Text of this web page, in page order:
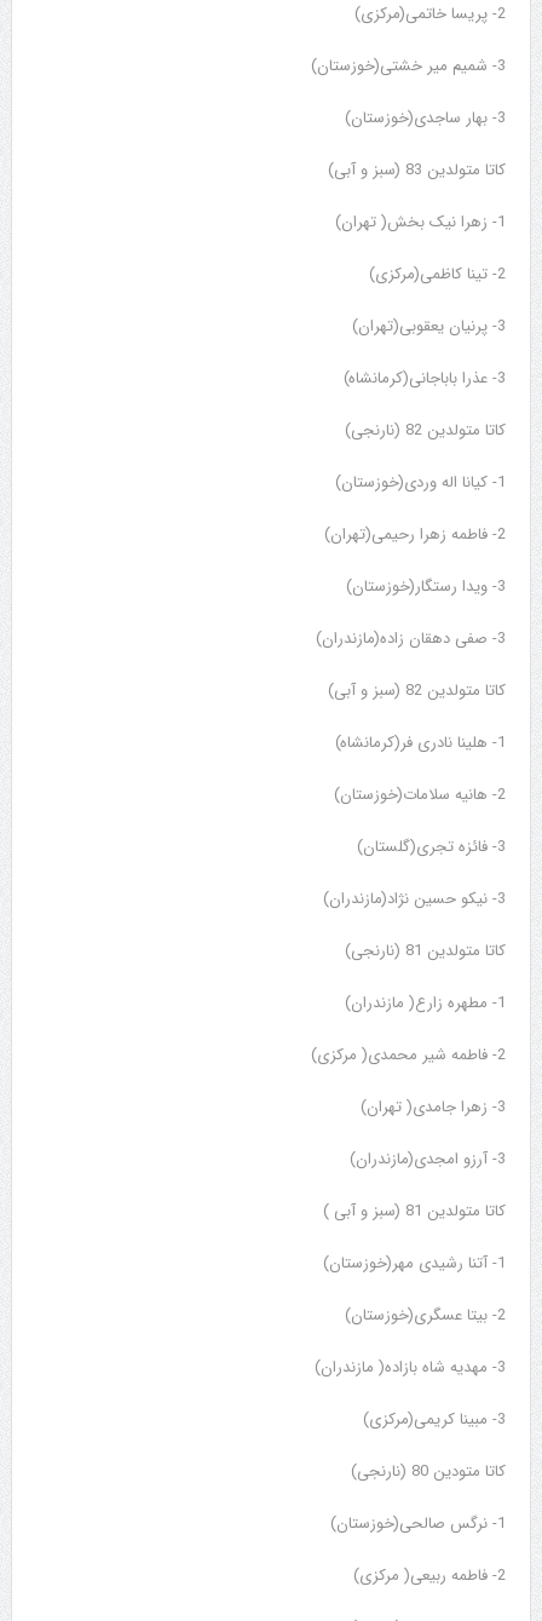
2- پریسا خاتمی(مرکزی)
3- شمیم میر خشتی(خوزستان)
3- بهار ساجدی(خوزستان)
کاتا متولدین 83 (سبز و آبی)
1- زهرا نیک بخش( تهران)
2- تینا کاظمی(مرکزی)
3- پرنیان یعقوبی(تهران)
3- عذرا باباجانی(کرمانشاه)
کاتا متولدین 82 (نارنجی)
1- کیانا اله وردی(خوزستان)
2- فاطمه زهرا رحیمی(تهران)
3- ویدا رستگار(خوزستان)
3- صفی دهقان زاده(مازندران)
کاتا متولدین 82 (سبز و آبی)
1- هلینا نادری فر(کرمانشاه)
2- هانیه سلامات(خوزستان)
3- فائزه تجری(گلستان)
3- نیکو حسین نژاد(مازندران)
کاتا متولدین 81 (نارنجی)
1- مطهره زارع( مازندران)
2- فاطمه شیر محمدی( مرکزی)
3- زهرا جامدی( تهران)
3- آرزو امجدی(مازندران)
کاتا متولدین 81 (سبز و آبی )
1- آتنا رشیدی مهر(خوزستان)
2- بیتا عسگری(خوزستان)
3- مهدیه شاه بازاده( مازندران)
3- مبینا کریمی(مرکزی)
کاتا متودین 80 (نارنجی)
1- نرگس صالحی(خوزستان)
2- فاطمه ربیعی( مرکزی)